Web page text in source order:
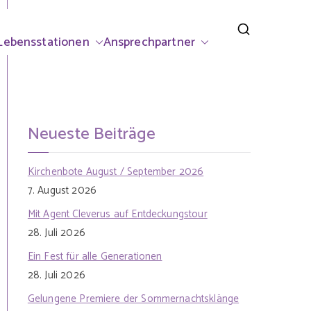
Ansprechpartner
Neueste Beiträge
Kirchenbote August / September 2026
7. August 2026
Mit Agent Cleverus auf Entdeckungstour
28. Juli 2026
Ein Fest für alle Generationen
28. Juli 2026
Gelungene Premiere der Sommernachtsklänge